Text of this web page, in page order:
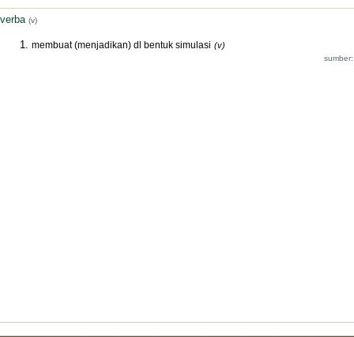
verba (v)
membuat (menjadikan) dl bentuk simulasi (v)